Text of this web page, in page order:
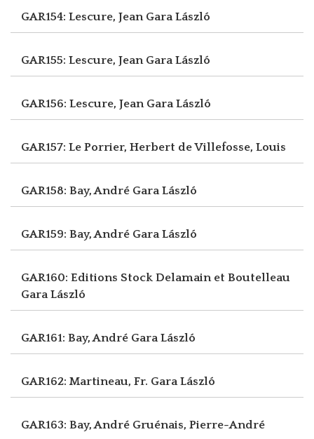
GAR154: Lescure, Jean Gara László
GAR155: Lescure, Jean Gara László
GAR156: Lescure, Jean Gara László
GAR157: Le Porrier, Herbert de Villefosse, Louis
GAR158: Bay, André Gara László
GAR159: Bay, André Gara László
GAR160: Editions Stock Delamain et Boutelleau
Gara László
GAR161: Bay, André Gara László
GAR162: Martineau, Fr. Gara László
GAR163: Bay, André Gruénais, Pierre-André